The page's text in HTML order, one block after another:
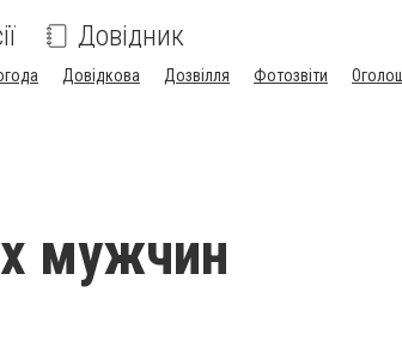
Довідник
Довідкова Дозвілля Фотозвіти
мужчин